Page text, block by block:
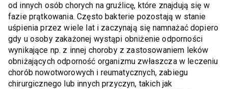
od innych osób chorych na gruźlicę, które znajdują się w
fazie prątkowania. Często bakterie pozostają w stanie
uśpienia przez wiele lat i zaczynają się namnażać dopiero
gdy u osoby zakażonej wystąpi obniżenie odporności
wynikające np. z innej choroby z zastosowaniem leków
obniżających odporność organizmu zwłaszcza w leczeniu
chorób nowotworowych i reumatycznych, zabiegu
chirurgicznego lub innych przyczyn, takich jak